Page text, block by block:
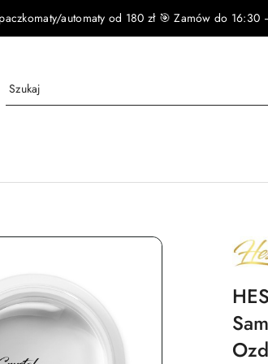
automaty od 180 zł 🎯 Zamów do
NAZWA
HESSI